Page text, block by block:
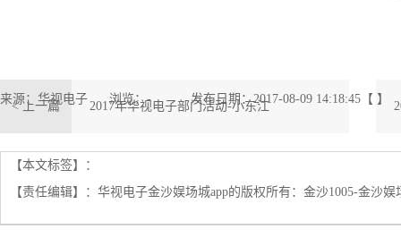
来源：华视电子 浏览：- 发布日期：2017-08-09 14:18:45【 】
< 上一篇 2017年华视电子部门活动-小东江
【本文标签】：
【责任编辑】： 华视电子金沙娱场城app的版权所有： 金沙1005-金沙娱